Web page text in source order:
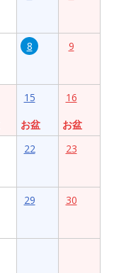
8 9
15
お盆
16
お盆
22 23
29 30